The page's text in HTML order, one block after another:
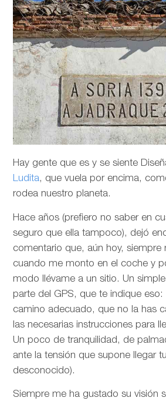
Hay gente que es y se siente
Ludita, que vuela por encima,
rodea nuestro planeta.
Hace años (prefiero no saber en
seguro que ella tampoco), dejó
comentario que, aún hoy, siempre
cuando me monto en el coche y
modo llévame a un sitio. Un simple
parte del GPS, que te indique eso:
camino adecuado, que no la has
las necesarias instrucciones para
Un poco de tranquilidad, de
ante la tensión que supone llegar
desconocido).
Siempre me ha gustado su visión